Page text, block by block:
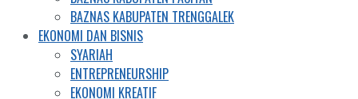
BAZNAS KABUPATEN TRENGGALEK
EKONOMI DAN BISNIS
SYARIAH
ENTREPRENEURSHIP
EKONOMI KREATIF